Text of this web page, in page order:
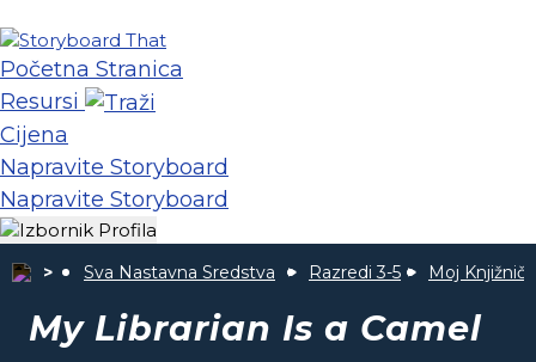
Početna Stranica
Resursi
Cijena
Napravite Storyboard
Napravite Storyboard
Sva Nastavna Sredstva Razredi 3-5 Moj
My Librarian Is a Camel